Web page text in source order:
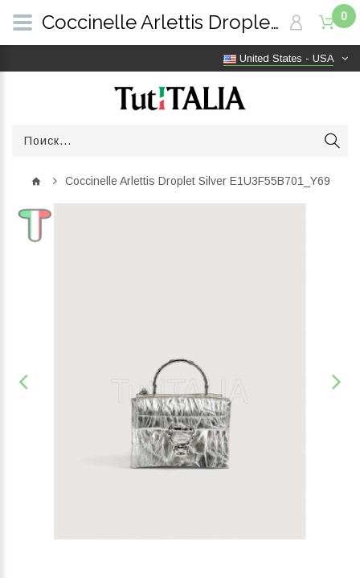
United States - USA
0
Coccinelle Arlettis Droplet Silver E1U3F55B701_Y69
Coccinelle Arlettis Droplet Silver E1U3F55B701_Y69 | TutITALIA